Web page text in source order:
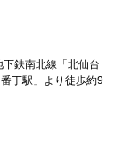
鉄南北線「北仙台
丁駅」より徒歩約9